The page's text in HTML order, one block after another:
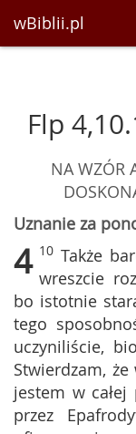
wBiblii.pl
Flp
NA WZÓR
Uznanie za
4 10 Także
wreszcie
bo istotnie
tego
uczyniliście,
Stwierdzam,
jestem w całej
przez